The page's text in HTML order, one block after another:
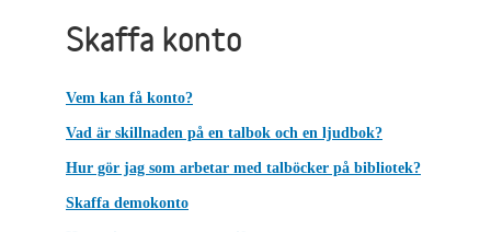
Skaffa konto
Vem kan få konto?
Vad är skillnaden på en talbok och en ljudbok?
Hur gör jag som arbetar med talböcker på bibliotek?
Skaffa demokonto